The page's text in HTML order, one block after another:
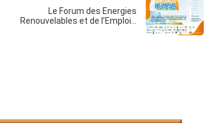
Le Forum des Energies
Renouvelables et de l’Emploi…